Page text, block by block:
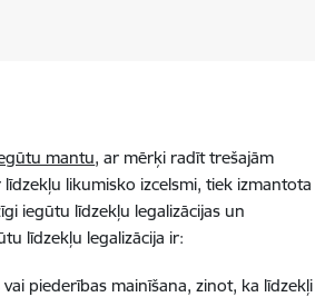
mantu, ar mērķi radīt trešajām
likumisko izcelsmi, tiek izmantota
iegūtu līdzekļu legalizācijas un
līdzekļu legalizācija ir:
piederības mainīšana, zinot, ka līdzekļi